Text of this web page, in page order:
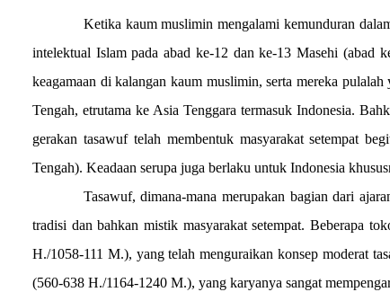
Ketika kaum muslimin mengalami kemunduran
intelektual Islam pada abad ke-12 dan ke-13 Masehi (abad
keagamaan di kalangan kaum muslimin, serta mereka
Tengah, etrutama ke Asia Tenggara termasuk Indonesia.
gerakan tasawuf telah membentuk masyarakat setempat
Tengah). Keadaan serupa juga berlaku untuk Indonesia
Tasawuf, dimana-mana merupakan bagian dari
tradisi dan bahkan mistik masyarakat setempat. Beberapa
H./1058-111 M.), yang telah menguraikan konsep moderat
(560-638 H./1164-1240 M.), yang karyanya sangat